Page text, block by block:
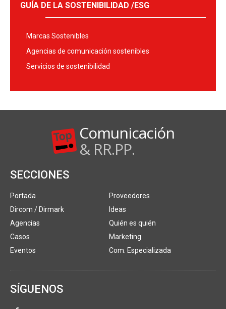
GUÍA DE LA SOSTENIBILIDAD /ESG
Marcas Sostenibles
Agencias de comunicación sostenibles
Servicios de sostenibilidad
Comunicación
& RR.PP.
SECCIONES
Portada
Dircom / Dirmark
Agencias
Casos
Eventos
Proveedores
Ideas
Quién es quién
Marketing
Com. Especializada
SÍGUENOS